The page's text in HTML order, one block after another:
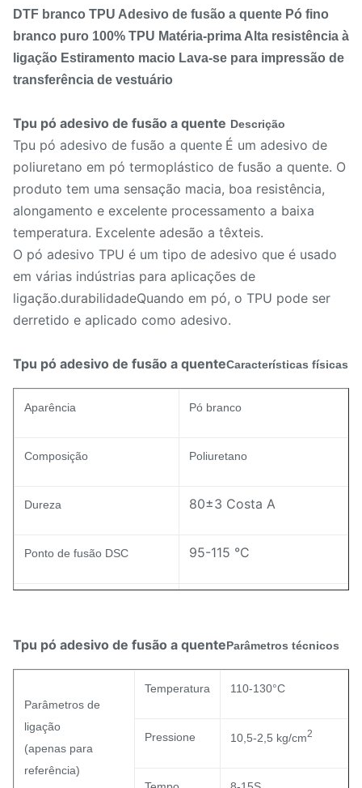
DTF branco TPU Adesivo de fusão a quente Pó fino
branco puro 100% TPU Matéria-prima Alta resistência à
ligação Estiramento macio Lava-se para impressão de
transferência de vestuário
Tpu pó adesivo de fusão a quente Descrição
Tpu pó adesivo de fusão a quente É um adesivo de
poliuretano em pó termoplástico de fusão a quente. O
produto tem uma sensação macia, boa resistência,
alongamento e excelente processamento a baixa
temperatura. Excelente adesão a têxteis.
O pó adesivo TPU é um tipo de adesivo que é usado
em várias indústrias para aplicações de
ligação.durabilidadeQuando em pó, o TPU pode ser
derretido e aplicado como adesivo.
Tpu pó adesivo de fusão a quenteCaracterísticas físicas
Aparência Pó branco
Composição Poliuretano
Dureza 80±3 Costa A
Ponto de fusão DSC 95-115 °C
Resistência ao
amarelamento (nível)
Tpu pó adesivo de fusão a quenteParâmetros técnicos
Parâmetros de
ligação
(apenas para
referência)
Temperatura 110-130°C
Pressione 10,5-2,5 kg/cm2